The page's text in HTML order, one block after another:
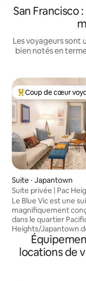
San Francisco
Les voyageurs sont
bien notés en
Coups de cœur
Coup de cœur
Suite ⋅ Japantown
Suite privée | Pac
Le Blue Vic est une
magnifiquement
dans le quartier
Heights/Japantown
Nous nous
soigné, de qualité
maison victorienne
locations de